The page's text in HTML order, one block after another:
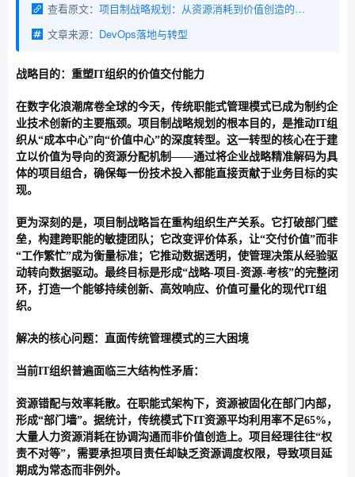
查看原文：
项目制战略规划：从资源消耗到价值创造的系统性变革
文章来源： DevOps落地与转型
战略目的：重塑IT组织的价值交付能力
在数字化浪潮席卷全球的今天，传统职能式管理模式已成为制约企
业技术创新的主要瓶颈。项目制战略规划的根本目的，是推动IT组
织从“成本中心”向“价值中心”的深度转型。这一转型的核心在于建
立以价值为导向的资源分配机制 ——通过将企业战略精准解码为具
体的项目组合，确保每一份技术投入都能直接贡献于业务目标的实
现。
更为深刻的是，项目制战略旨在重构组织生产关系。它打破部门壁
垒，构建跨职能的敏捷团队；它改变评价体系，让“交付价值”而非
“工作繁忙”成为衡量标准；它推动数据透明，使管理决策从经验驱
动转向数据驱动。最终目标是形成“战略-项目-资源-考核”的完整闭
环，打造一个能够持续创新、高效响应、价值可量化的现代IT组
织。
解决的核心问题：直面传统管理模式的三大困境
当前IT组织普遍面临三大结构性矛盾：
资源错配与效率耗散。在职能式架构下，资源被固化在部门内部，
形成“部门墙”。据统计，传统模式下IT资源平均利用率不足65%，
大量人力资源消耗在协调沟通而非价值创造上。项目经理往往“权
责不对等”，需要承担项目责任却缺乏资源调度权限，导致项目延
期成为常态而非例外。